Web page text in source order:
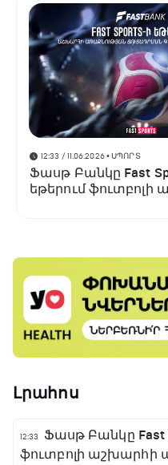
12:33 / 11.06.2026• ՍՊՈՐՏ
Ֆասթ Բանկը Fast
եթերում ֆուտբոլի
Լրահոս
12:33
Ֆասթ Բանկը Fast
ֆուտբոլի աշխարհի